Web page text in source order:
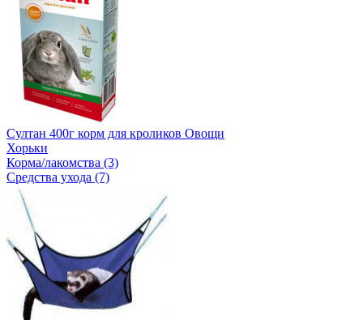
Султан 400г корм для кроликов Овощи
Хорьки
Корма/лакомства (3)
Средства ухода (7)